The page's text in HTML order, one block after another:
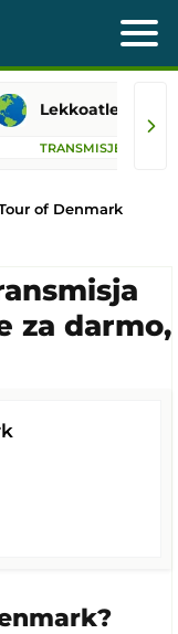
Lekkoatletyka
TRANSMISJE
of Denmark
za darmo,